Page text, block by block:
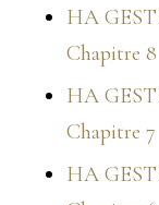
HA
Chapitre 8
HA
Chapitre 7
HA